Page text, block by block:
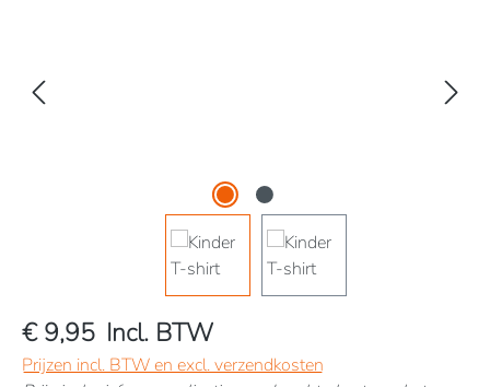
€ 9,95 Incl. BTW
Prijzen incl. BTW en excl. verzendkosten